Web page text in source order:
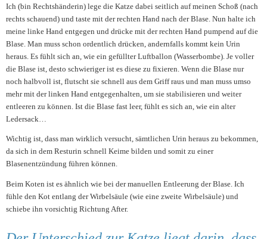
Ich (bin Rechtshänderin) lege die Katze dabei seitlich auf meinen Schoß (nach
rechts schauend) und taste mit der rechten Hand nach der Blase. Nun halte ich
meine linke Hand entgegen und drücke mit der rechten Hand pumpend auf die
Blase. Man muss schon ordentlich drücken, andernfalls kommt kein Urin
heraus. Es fühlt sich an, wie ein gefüllter Luftballon (Wasserbombe). Je voller
die Blase ist, desto schwieriger ist es diese zu fixieren. Wenn die Blase nur
noch halbvoll ist, flutscht sie schnell aus dem Griff raus und man muss umso
mehr mit der linken Hand entgegenhalten, um sie stabilisieren und weiter
entleeren zu können. Ist die Blase fast leer, fühlt es sich an, wie ein alter
Ledersack…
Wichtig ist, dass man wirklich versucht, sämtlichen Urin heraus zu bekommen,
da sich in dem Resturin schnell Keime bilden und somit zu einer
Blasenentzündung führen können.
Beim Koten ist es ähnlich wie bei der manuellen Entleerung der Blase. Ich
fühle den Kot entlang der Wirbelsäule (wie eine zweite Wirbelsäule) und
schiebe ihn vorsichtig Richtung After.